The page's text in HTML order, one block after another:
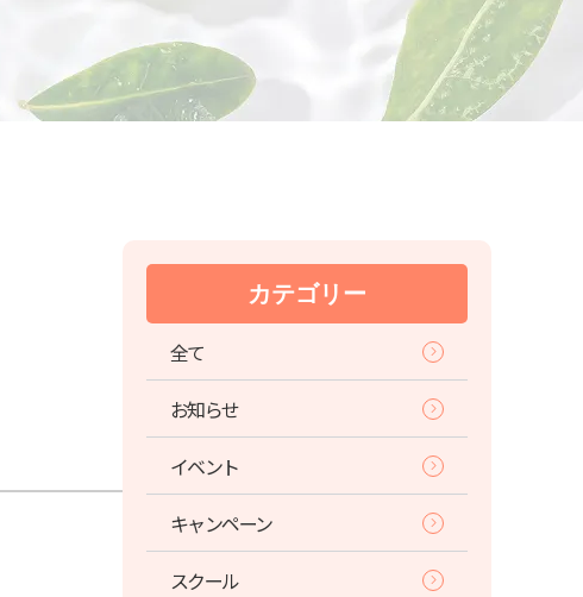
カテゴリー
全て
お知らせ
イベント
キャンペーン
スクール